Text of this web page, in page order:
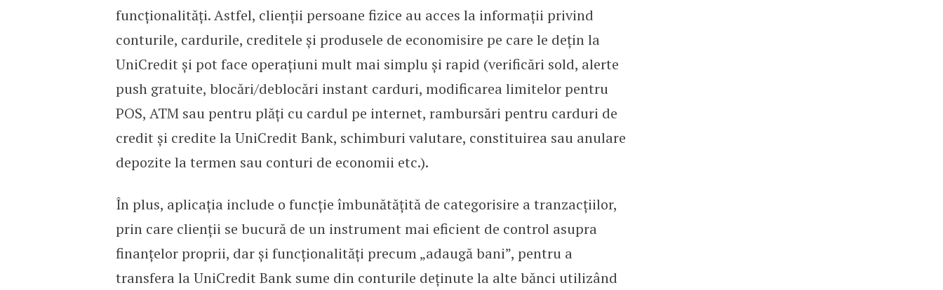
funcționalități. Astfel, clienții ­persoane fizice au acces la informații privind
conturile, cardurile, creditele și produsele de economisire pe care le dețin la
UniCredit și pot face operațiuni mult mai simplu și rapid (verificări sold, alerte
push gratuite, blocări/deblocări instant carduri, modificarea limitelor pentru
POS, ATM sau pentru plăți cu cardul pe internet, rambursări pentru carduri de
credit și credite la UniCredit Bank, schimburi valutare, constituirea sau anulare
depozite la termen sau conturi de economii etc.).
În plus, aplicația include o funcție îmbunătățită de categorisire a tranzacțiilor,
prin care clienții se bucură de un instrument mai eficient de control asupra
finanțelor proprii, dar și funcționalități precum „adaugă bani”, pentru a
transfera la UniCredit Bank sume din conturile deținute la alte bănci utilizând